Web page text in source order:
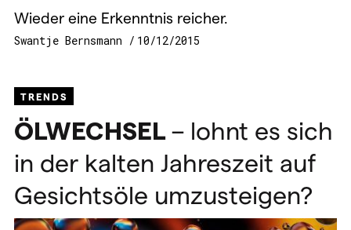
Wieder eine Erkenntnis reicher.
Swantje Bernsmann 10/12/2015
TRENDS
ÖLWECHSEL– lohnt es sich
in der kalten Jahreszeit auf
Gesichtsöle umzusteigen?